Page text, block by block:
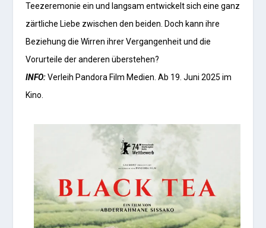
Teezeremonie ein und langsam entwickelt sich eine ganz
zärtliche Liebe zwischen den beiden. Doch kann ihre
Beziehung die Wirren ihrer Vergangenheit und die
Vorurteile der anderen überstehen?
INFO:Verleih Pandora Film Medien. Ab 19. Juni 2025 im
Kino.